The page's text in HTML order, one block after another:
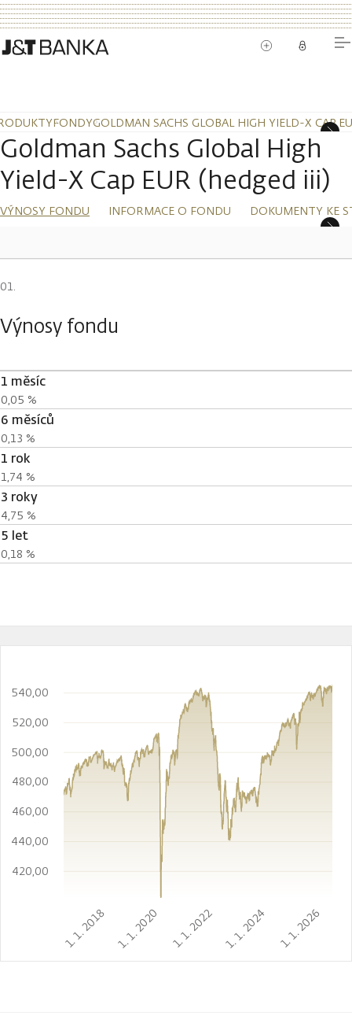
FONDYGOLDMAN SACHS GLOBAL HIGH YIELD-X CAP
Goldman Sachs Global High
Yield-X Cap EUR (hedged iii)
VÝNOSY FONDU INFORMACE O FONDU DOKUMENTY KE
Výnosy fondu
1 měsíc
0,05 %
6 měsíců
0,13 %
1 rok
1,74 %
3 roky
4,75 %
5 let
0,18 %
1. 1. 2018 1. 1. 2020 1. 1. 2022 1. 1. 2024 1. 1. 2026
420,00
440,00
460,00
480,00
500,00
520,00
540,00